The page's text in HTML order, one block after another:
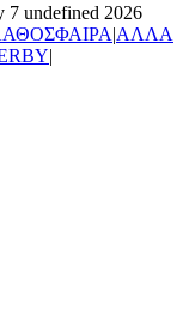
7 undefined 2026
|ΑΛΛΑ
|